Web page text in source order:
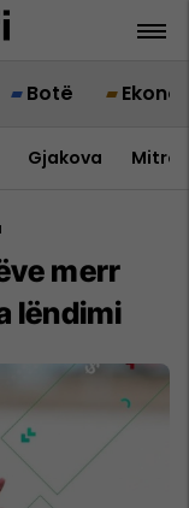
Botë
Gjakova
merr
lëndimi